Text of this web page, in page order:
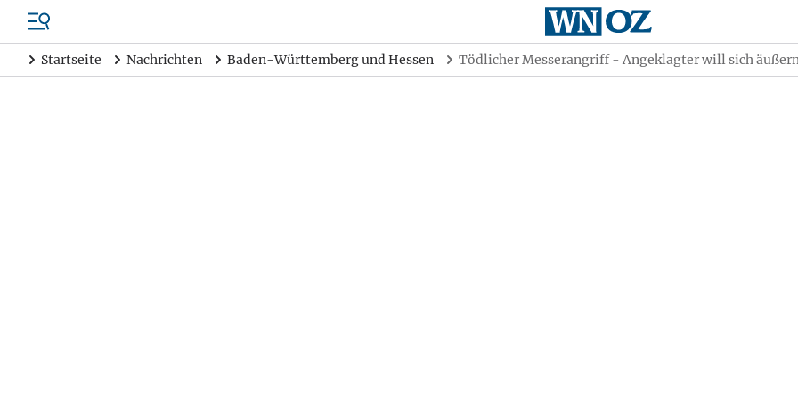
Startseite Nachrichten Baden-Württemberg und Hessen Tödlicher Messerangriff - Angeklagter will sich